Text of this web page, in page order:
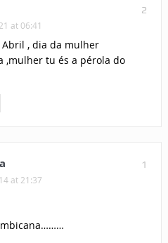
2
at 06:41
Abril , dia da mulher
,mulher tu és a pérola do
1
at 21:37